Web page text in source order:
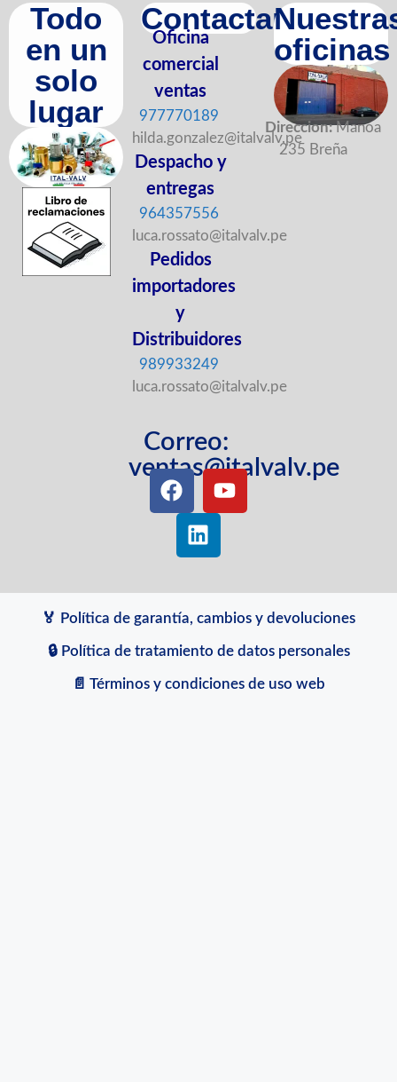
Todo
en un
solo
lugar
Contactanos
Oficina
comercial
ventas
977770189
hilda.gonzalez@italvalv.pe
Despacho y
entregas
964357556
luca.rossato@italvalv.pe
Pedidos
importadores
y
Distribuidores
989933249
luca.rossato@italvalv.pe
Correo:
ventas@italvalv.pe
oficinas
Direccion:Manoa
235 Breña
🏅 Política de garantía, cambios y devoluciones
🔒 Política de tratamiento de datos personales
📄 Términos y condiciones de uso web